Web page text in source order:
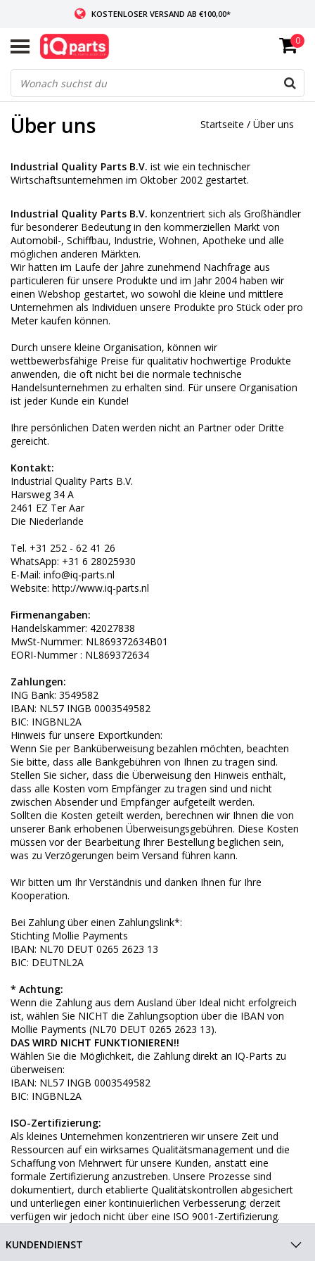
KOSTENLOSER VERSAND AB €100,00*
WENN AUF LAGER: VOR 14:00 UHR BESTELLT, VERSAND AM SELBEN TAG
WELTWEITE LIEFERUNG
0
Über uns Startseite / Über uns
Industrial Quality Parts B.V. ist wie ein technischer
Wirtschaftsunternehmen im Oktober 2002 gestartet.
Industrial Quality Parts B.V. konzentriert sich als Großhändler
für besonderer Bedeutung in den kommerziellen Markt von
Automobil-, Schiffbau, Industrie, Wohnen, Apotheke und alle
möglichen anderen Märkten.
Wir hatten im Laufe der Jahre zunehmend Nachfrage aus
particuleren für unsere Produkte und im Jahr 2004 haben wir
einen Webshop gestartet, wo sowohl die kleine und mittlere
Unternehmen als Individuen unsere Produkte pro Stück oder pro
Meter kaufen können.
Durch unsere kleine Organisation, können wir
wettbewerbsfähige Preise für qualitativ hochwertige Produkte
anwenden, die oft nicht bei die normale technische
Handelsunternehmen zu erhalten sind. Für unsere Organisation
ist jeder Kunde ein Kunde!
Ihre persönlichen Daten werden nicht an Partner oder Dritte
gereicht.
Kontakt:
Industrial Quality Parts B.V.
Harsweg 34 A
2461 EZ Ter Aar
Die Niederlande
Tel. +31 252 - 62 41 26
WhatsApp: +31 6 28025930
E-Mail: info@iq-parts.nl
Website: http://www.iq-parts.nl
Firmenangaben:
Handelskammer: 42027838
MwSt-Nummer: NL869372634B01
EORI-Nummer : NL869372634
Zahlungen:
ING Bank: 3549582
IBAN: NL57 INGB 0003549582
BIC: INGBNL2A
Hinweis für unsere Exportkunden:
Wenn Sie per Banküberweisung bezahlen möchten, beachten
Sie bitte, dass alle Bankgebühren von Ihnen zu tragen sind.
Stellen Sie sicher, dass die Überweisung den Hinweis enthält,
dass alle Kosten vom Empfänger zu tragen sind und nicht
zwischen Absender und Empfänger aufgeteilt werden.
Sollten die Kosten geteilt werden, berechnen wir Ihnen die von
unserer Bank erhobenen Überweisungsgebühren. Diese Kosten
müssen vor der Bearbeitung Ihrer Bestellung beglichen sein,
was zu Verzögerungen beim Versand führen kann.
Wir bitten um Ihr Verständnis und danken Ihnen für Ihre
Kooperation.
Bei Zahlung über einen Zahlungslink*:
Stichting Mollie Payments
IBAN: NL70 DEUT 0265 2623 13
BIC: DEUTNL2A
* Achtung:
Wenn die Zahlung aus dem Ausland über Ideal nicht erfolgreich
ist, wählen Sie NICHT die Zahlungsoption über die IBAN von
Mollie Payments (NL70 DEUT 0265 2623 13).
DAS WIRD NICHT FUNKTIONIEREN!!
Wählen Sie die Möglichkeit, die Zahlung direkt an IQ-Parts zu
überweisen:
IBAN: NL57 INGB 0003549582
BIC: INGBNL2A
ISO-Zertifizierung:
Als kleines Unternehmen konzentrieren wir unsere Zeit und
Ressourcen auf ein wirksames Qualitätsmanagement und die
Schaffung von Mehrwert für unsere Kunden, anstatt eine
formale Zertifizierung anzustreben. Unsere Prozesse sind
dokumentiert, durch etablierte Qualitätskontrollen abgesichert
und unterliegen einer kontinuierlichen Verbesserung; derzeit
verfügen wir jedoch nicht über eine ISO 9001-Zertifizierung.
KUNDENDIENST